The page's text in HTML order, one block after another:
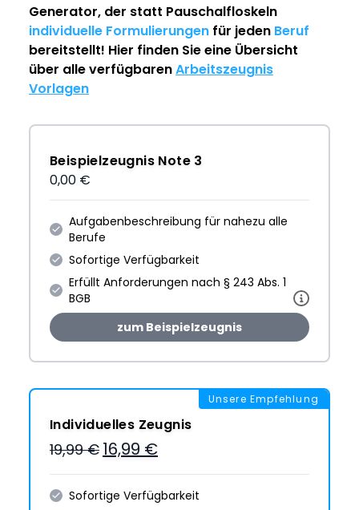
Generator, der statt Pauschalfloskeln
individuelle Formulierungen für jeden Beruf
bereitstellt! Hier finden Sie eine Übersicht
über alle verfügbarenArbeitszeugnis
Vorlagen
Beispielzeugnis Note 3
0,00 €
Aufgabenbeschreibung für nahezu alle
Berufe
Sofortige Verfügbarkeit
Erfüllt Anforderungen nach § 243 Abs. 1
BGB
zum Beispielzeugnis
Unsere Empfehlung
Individuelles Zeugnis
19,99 € 16,99 €
Sofortige Verfügbarkeit